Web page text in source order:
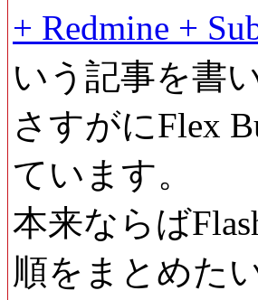
+ Redmine +
いう記事を書
さすがにFlex
ています。
本来ならば
順をまとめた